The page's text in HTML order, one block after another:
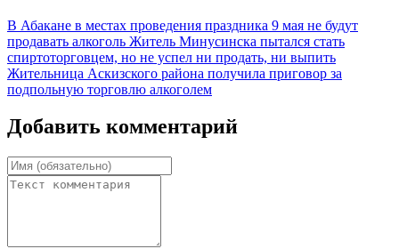
В Абакане в местах проведения праздника 9 мая не будут
продавать алкоголь Житель Минусинска пытался стать
спиртоторговцем, но не успел ни продать, ни выпить
Жительница Аскизского района получила приговор за
подпольную торговлю алкоголем
Добавить комментарий